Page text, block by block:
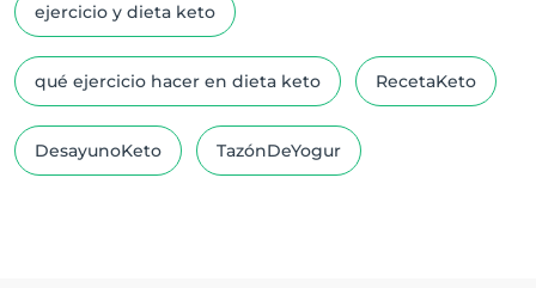
ejercicio y dieta keto
qué ejercicio hacer en dieta keto RecetaKeto
DesayunoKeto TazónDeYogur